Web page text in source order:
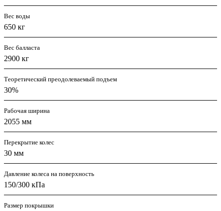
Вес воды
650 кг
Вес балласта
2900 кг
Теоретический преодолеваемый подъем
30%
Рабочая ширина
2055 мм
Перекрытие колес
30 мм
Давление колеса на поверхность
150/300 кПа
Размер покрышки